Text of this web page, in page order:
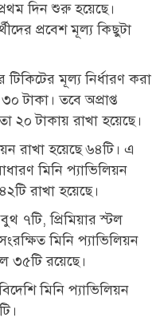
দিন শুরু হয়েছে।
প্রবেশ মূল্য কিছুটা
টিকিটের মূল্য নির্ধারণ করা
টাকা। তবে অপ্রাপ্ত
২০ টাকায় রাখা হয়েছে।
রাখা হয়েছে ৬৪টি। এ
মিনি প্যাভিলিয়ন
রাখা হয়েছে।
বুথ ৭টি, প্রিমিয়ার স্টল
মিনি প্যাভিলিয়ন
৩৫টি রয়েছে।
মিনি প্যাভিলিয়ন